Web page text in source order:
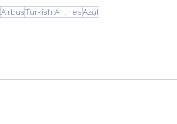
AirbusTurkish AirlinesAzul